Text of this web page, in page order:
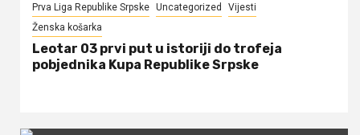
Prva Liga Republike Srpske Uncategorized
Vijesti
Ženska košarka
Leotar 03 prvi put u istoriji do trofeja
pobjednika Kupa Republike Srpske